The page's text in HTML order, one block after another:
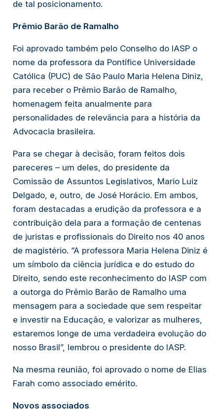
de tal posicionamento.
Prêmio Barão de Ramalho
Foi aprovado também pelo Conselho do IASP o
nome da professora da Pontífice Universidade
Católica (PUC) de São Paulo Maria Helena Diniz,
para receber o Prêmio Barão de Ramalho,
homenagem feita anualmente para
personalidades de relevância para a história da
Advocacia brasileira.
Para se chegar à decisão, foram feitos dois
pareceres – um deles, do presidente da
Comissão de Assuntos Legislativos, Mario Luiz
Delgado, e, outro, de José Horácio. Em ambos,
foram destacadas a erudição da professora e a
contribuição dela para a formação de centenas
de juristas e profissionais do Direito nos 40 anos
de magistério. “A professora Maria Helena Diniz é
um símbolo da ciência jurídica e do estudo do
Direito, sendo este reconhecimento do IASP com
a outorga do Prêmio Barão de Ramalho uma
mensagem para a sociedade que sem respeitar
e investir na Educação, e valorizar as mulheres,
estaremos longe de uma verdadeira evolução do
nosso Brasil”, lembrou o presidente do IASP.
Na mesma reunião, foi aprovado o nome de Elias
Farah como associado emérito.
Novos associados